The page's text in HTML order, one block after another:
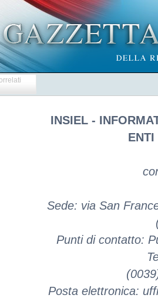
INSIEL -
Sede: via San
Punti di contatto:
Posta elettronica: